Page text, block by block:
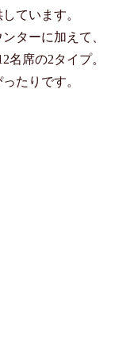
ています。
ターに加えて、
名席の2タイプ。
たりです。